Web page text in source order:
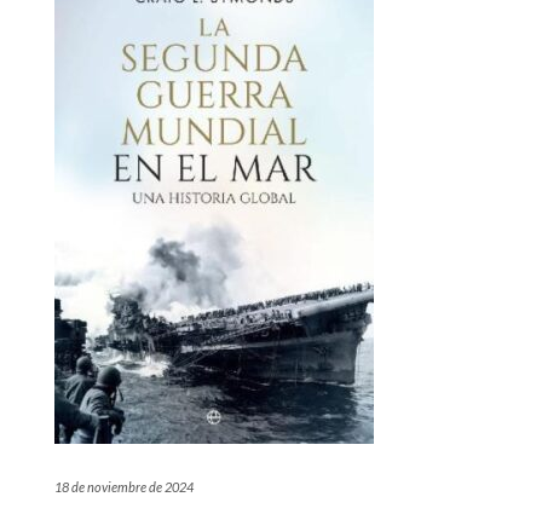
18 de noviembre de 2024